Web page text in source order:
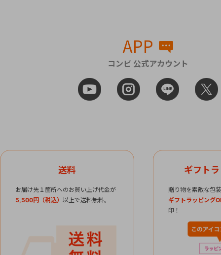
APP
コンビ 公式アカウント
送料
お届け先１箇所へのお買い上げ代金が
5,500円（税込） 以上で送料無料。
ギフト
贈り物を素敵な包
ギフトラッピング
印！